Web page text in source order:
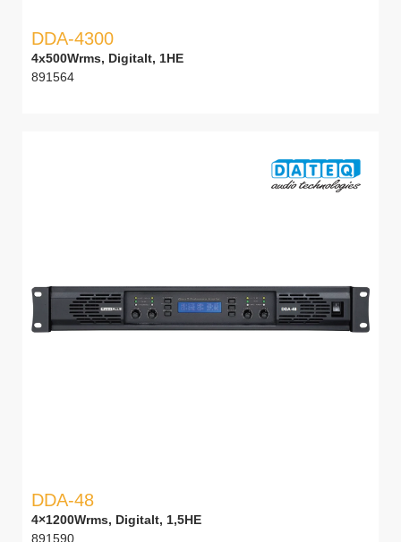
DDA-4300
4x500Wrms, Digitalt, 1HE
891564
DDA-48
4×1200Wrms, Digitalt, 1,5HE
891590